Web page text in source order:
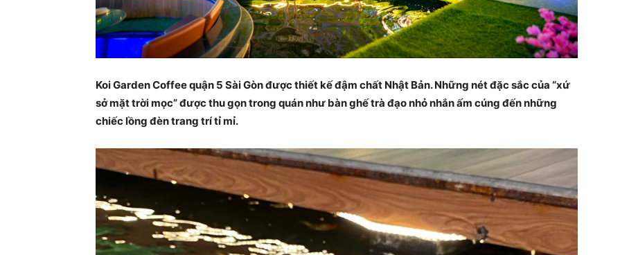
Koi Garden Coffee quận 5 Sài Gòn được thiết kế đậm chất Nhật Bản. Những nét đặc sắc của “xứ
sở mặt trời mọc” được thu gọn trong quán như bàn ghế trà đạo nhỏ nhắn ấm cúng đến những
chiếc lồng đèn trang trí tỉ mỉ.